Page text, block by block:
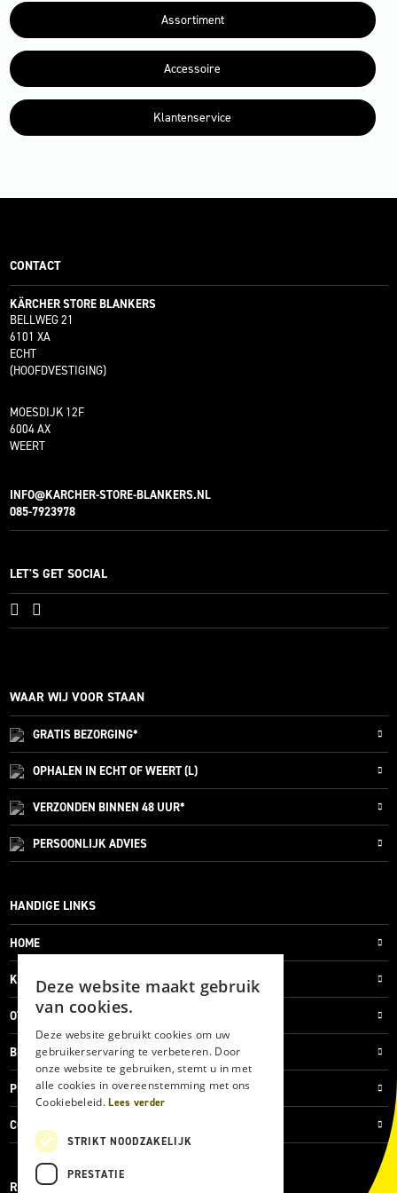
Assortiment
Accessoire
Klantenservice
CONTACT
KÄRCHER STORE BLANKERS
BELLWEG 21
6101 XA
ECHT
(HOOFDVESTIGING)
MOESDIJK 12F
6004 AX
WEERT
INFO@KARCHER-STORE-BLANKERS.NL
085-7923978
LET'S GET SOCIAL
WAAR WIJ VOOR STAAN
GRATISBEZORGING*
OPHALEN IN ECHT OF WEERT (L)
VERZONDEN BINNEN 48 UUR*
PERSOONLIJKADVIES
HANDIGE LINKS
HOME
KLANTENSERVICE
OVER ONS
BLOG
PRIVACYVERKLARING
COOKIES
REVIEWMERK
Deze website maakt gebruik
van cookies.
Deze website gebruikt cookies om uw
gebruikerservaring te verbeteren. Door
onze website te gebruiken, stemt u in met
alle cookies in overeenstemming met ons
Cookiebeleid.Lees verder
STRIKT NOODZAKELIJK
PRESTATIE